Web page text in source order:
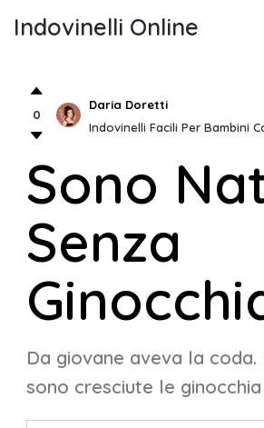
Indovinelli Online
0
Daria Doretti
Indovinelli Facili Per Bambini
Sono
Senza
Da giovane aveva la coda.
sono cresciute le ginocchia